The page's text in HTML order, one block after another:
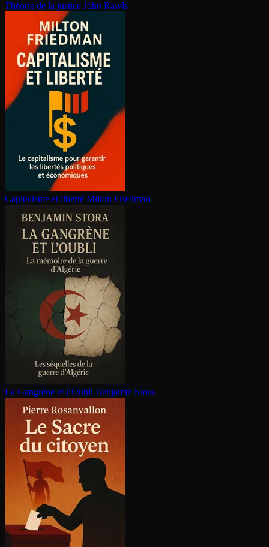
Théorie de la justice John Rawls
Capitalisme et liberté Milton Friedman
La Gangrène et l’Oubli Benjamin Stora